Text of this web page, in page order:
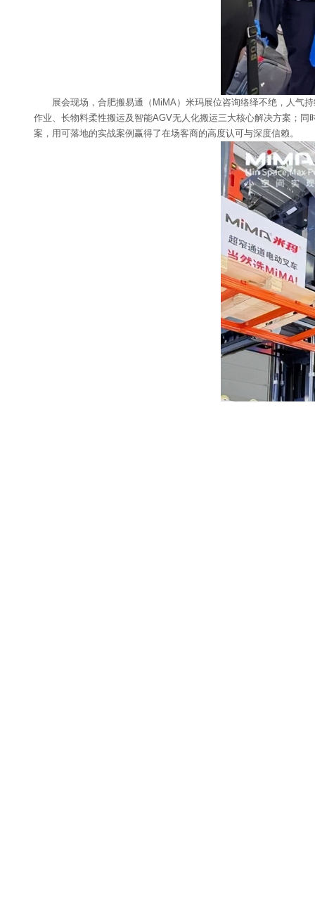
展会现场，合肥搬易通（MiMA）米玛展位咨询络绎不绝，人气
作业、长物料柔性搬运及智能AGV无人化搬运三大核心解决方案；同
案，用可落地的实战案例赢得了在场客商的高度认可与深度信赖。